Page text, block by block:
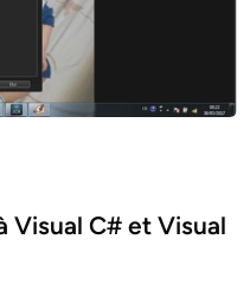
Visual C# et Visual